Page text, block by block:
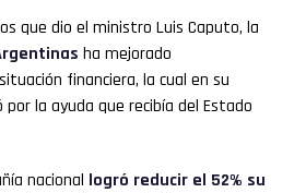
que dio el ministro Luis Caputo, la
ha mejorado
financiera, la cual en su
la ayuda que recibía del Estado
nacional logró reducir el 52% su